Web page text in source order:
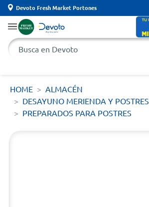
Devoto Fresh Market Portones
HOME
ALMACÉN
DESAYUNO MERIENDA Y POSTRES
PREPARADOS PARA POSTRES